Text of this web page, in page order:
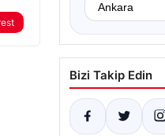
Bizi Takip Edin